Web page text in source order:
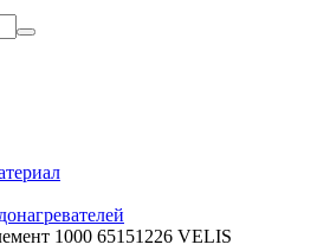
1000 65151226 VELIS